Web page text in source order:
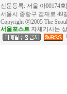
신문등록: 서울 아00174
서울시 중랑구 겸재로 49
Copyright ⓒ2005 The
서울포스트 자체기사는